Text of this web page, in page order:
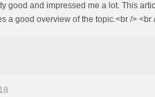
good and impressed me a lot. This
a good overview of the topic.<br /> <br